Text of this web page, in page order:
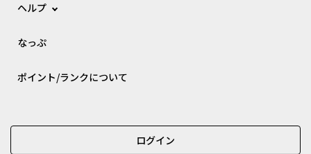
ヘルプ
なっぷ
ポイント/ランクについて
ログイン